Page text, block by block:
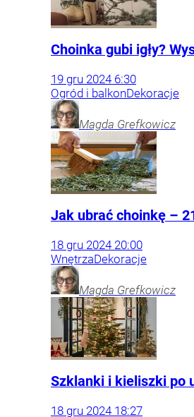
Choinka gubi igły?
19 gru 2024 6:30
Ogród i balkonDekoracje
Magda Grefkowicz
Jak ubrać choinkę –
18 gru 2024 20:00
WnętrzaDekoracje
Magda Grefkowicz
Szklanki i kieliszki po
18 gru 2024 18:27